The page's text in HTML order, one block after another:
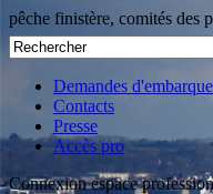
pêche finistère, comités des
Demandes
Contacts
Presse
Accès pro
Connexion espace